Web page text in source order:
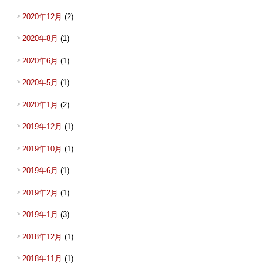
2020年12月 (2)
2020年8月 (1)
2020年6月 (1)
2020年5月 (1)
2020年1月 (2)
2019年12月 (1)
2019年10月 (1)
2019年6月 (1)
2019年2月 (1)
2019年1月 (3)
2018年12月 (1)
2018年11月 (1)